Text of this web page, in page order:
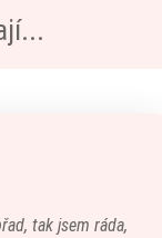
tak jsem ráda,